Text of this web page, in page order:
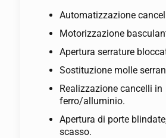
Automatizzazione
Motorizzazione
Apertura serrature
Sostituzione molle
Realizzazione cancelli in
ferro/alluminio.
Apertura di porte
scasso.